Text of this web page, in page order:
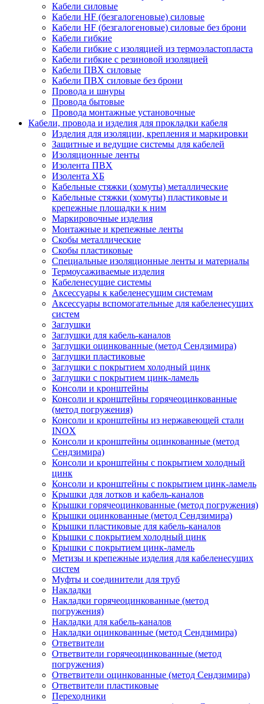
Кабели силовые
Кабели HF (безгалогеновые) силовые
Кабели HF (безгалогеновые) силовые без брони
Кабели гибкие
Кабели гибкие с изоляцией из термоэластопласта
Кабели гибкие с резиновой изоляцией
Кабели ПВХ силовые
Кабели ПВХ силовые без брони
Провода и шнуры
Провода бытовые
Провода монтажные установочные
Кабели, провода и изделия для прокладки кабеля
Изделия для изоляции, крепления и маркировки
Защитные и ведущие системы для кабелей
Изоляционные ленты
Изолента ПВХ
Изолента ХБ
Кабельные стяжки (хомуты) металлические
Кабельные стяжки (хомуты) пластиковые и
крепежные площадки к ним
Маркировочные изделия
Монтажные и крепежные ленты
Скобы металлические
Скобы пластиковые
Специальные изоляционные ленты и материалы
Термоусаживаемые изделия
Кабеленесущие системы
Аксессуары к кабеленесущим системам
Аксессуары вспомогательные для кабеленесущих
систем
Заглушки
Заглушки для кабель-каналов
Заглушки оцинкованные (метод Сендзимира)
Заглушки пластиковые
Заглушки с покрытием холодный цинк
Заглушки с покрытием цинк-ламель
Консоли и кронштейны
Консоли и кронштейны горячеоцинкованные
(метод погружения)
Консоли и кронштейны из нержавеющей стали
INOX
Консоли и кронштейны оцинкованные (метод
Сендзимира)
Консоли и кронштейны с покрытием холодный
цинк
Консоли и кронштейны с покрытием цинк-ламель
Крышки для лотков и кабель-каналов
Крышки горячеоцинкованные (метод погружения)
Крышки оцинкованные (метод Сендзимира)
Крышки пластиковые для кабель-каналов
Крышки с покрытием холодный цинк
Крышки с покрытием цинк-ламель
Метизы и крепежные изделия для кабеленесущих
систем
Муфты и соединители для труб
Накладки
Накладки горячеоцинкованные (метод
погружения)
Накладки для кабель-каналов
Накладки оцинкованные (метод Сендзимира)
Ответвители
Ответвители горячеоцинкованные (метод
погружения)
Ответвители оцинкованные (метод Сендзимира)
Ответвители пластиковые
Переходники